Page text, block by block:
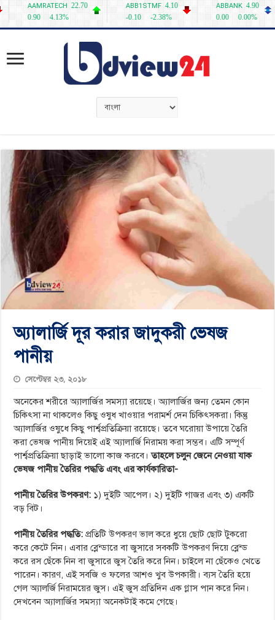
অ্যালার্জি দূর করার জাদুকরী ভেষজ
পানীয়
সেপ্টেম্বর ২৩, ২০১৮
অনেকের শরীরে অ্যালার্জির সমস্যা রয়েছে। অ্যালার্জির জন্য তেমন কোন
চিকিৎসা না থাকলেও কিছু ওষুধ খাওয়ার পরামর্শ দেন চিকিৎসকরা। কিন্তু
অ্যালার্জির ওষুধে কিছু পার্শ্বপ্রতিক্রিয়া রয়েছে। তবে ঘরোয়া উপায়ে তৈরি
করা ভেষজ পানীয় দিয়েই এই অ্যালার্জি নিরাময় করা সম্ভব। এটি সম্পূর্ণ
পার্শ্বপ্রতিক্রিয়া ছাড়াই ভালো কাজ করবে।তাহলে চলুন জেনে নেওয়া যাক
ভেষজ পানীয় তৈরির পদ্ধতি এবং এর কার্যকারিতা-
পানীয় তৈরির উপকরণ: ১) দুইটি আপেল। ২) দুইটি গাজর এবং ৩) একটি
বড় বিট।
পানীয় তৈরির পদ্ধতি: প্রতিটি উপকরণ ভাল করে ধুয়ে ছোট ছোট টুকরো
করে কেটে নিন। এবার ব্লেন্ডারে বা জুসারে সবকটি উপকরণ দিয়ে ব্লেন্ড
করে রস ছেঁকে নিন বা জুসারে জুস তৈরি করে নিন। চাইলে না ছেঁকেও খেতে
পারেন। কারণ, এই সবজি ও ফলের আশও খুব উপকারী। ব্যস তৈরি হয়ে
গেল অ্যালর্জি নিরাময়ের জুস। এই জুস প্রতিদিন এক গ্লাস পান করে নিন।
দেখবেন অ্যালার্জির সমস্যা অনেকটাই কমে গেছে।